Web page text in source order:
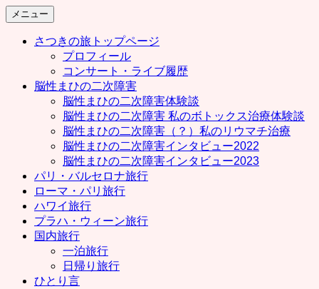
コ
ン
メニュー
さつきの旅トップページ
プロフィール
コンサート・ライブ履歴
脳性まひの二次障害
脳性まひの二次障害体験談
脳性まひの二次障害 私のボトックス治療体験談
脳性まひの二次障害（？）私のリウマチ治療
脳性まひの二次障害インタビュー2022
脳性まひの二次障害インタビュー2023
パリ・バルセロナ旅行
ローマ・パリ旅行
ハワイ旅行
プラハ・ウィーン旅行
国内旅行
一泊旅行
日帰り旅行
ひとり言